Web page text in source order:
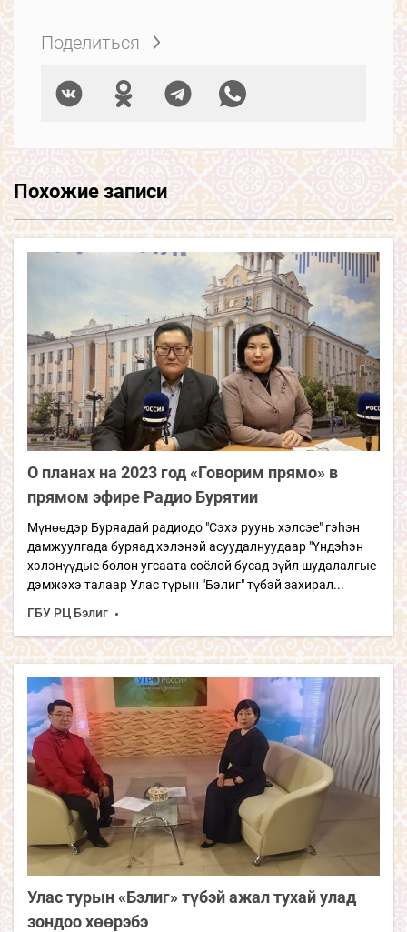
Поделиться
Похожие записи
О планах на 2023 год «Говорим прямо» в
прямом эфире Радио Бурятии
Мүнөөдэр Буряадай радиодо "Сэхэ руунь хэлсэе" гэhэн
дамжуулгада буряад хэлэнэй асуудалнуудаар "Үндэhэн
хэлэнүүдые болон угсаата соёлой бусад зүйл шудалалгые
дэмжэхэ талаар Улас түрын "Бэлиг" түбэй захирал...
ГБУ РЦ Бэлиг
Улас турын «Бэлиг» түбэй ажал тухай улад
зондоо хөөрэбэ